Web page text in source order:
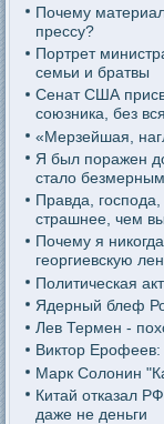
Почему
прессу?
Портрет
семьи и братвы
Сенат США
союзника, без
«Мерзейшая,
Я был поражен
стало безмерным
Правда, господа,
страшнее, чем
Почему я
георгиевскую
Политическая
Ядерный блеф
Лев Термен -
Виктор Ерофеев:
Марк Солонин
Китай отказал
даже не деньги